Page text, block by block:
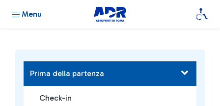
Menu
Prima della partenza
Check-in